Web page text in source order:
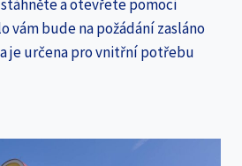
a otevřete pomocí
vám bude na požádání zasláno
je určena pro vnitřní potřebu